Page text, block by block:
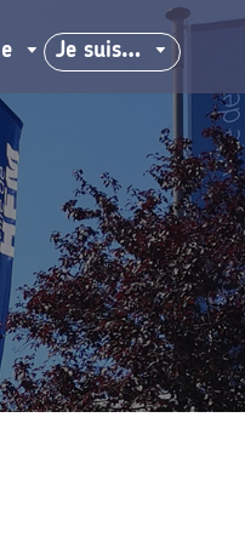
Je suis…